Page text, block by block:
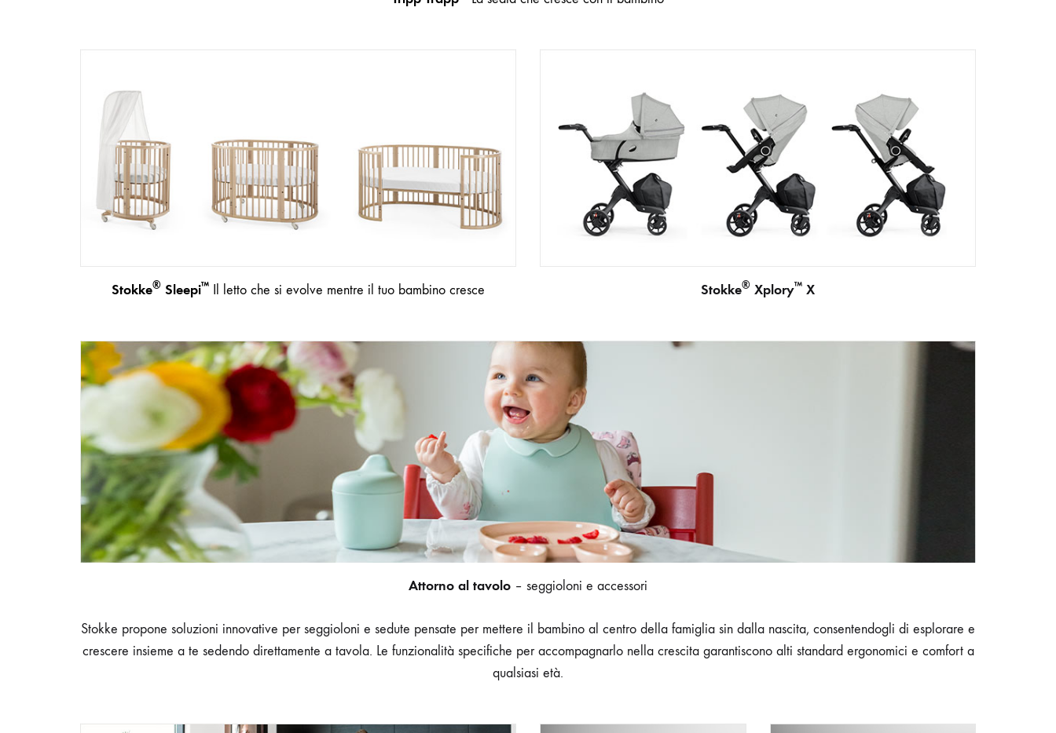
Stokke® Sleepi™ Il letto che si evolve mentre il tuo bambino cresce Stokke® Xplory™ X
Attorno al tavolo – seggioloni e accessori
Stokke propone soluzioni innovative per seggioloni e sedute pensate per mettere il bambino al centro della famiglia sin dalla nascita, consentendogli di esplorare e
crescere insieme a te sedendo direttamente a tavola. Le funzionalità specifiche per accompagnarlo nella crescita garantiscono alti standard ergonomici e comfort a
qualsiasi età.